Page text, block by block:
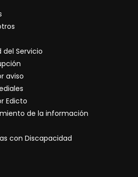
Servicio
aviso
Edicto
de la información
con Discapacidad